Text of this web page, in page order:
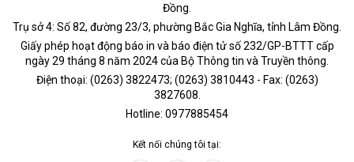
Đồng.
Trụ sở 4: Số 82, đường 23/3, phường Bắc Gia Nghĩa, tỉnh Lâm Đồng.
Giấy phép hoạt động báo in và báo điện tử số 232/GP-BTTT cấp
ngày 29 tháng 8 năm 2024 của Bộ Thông tin và Truyền thông.
Điện thoại: (0263) 3822473; (0263) 3810443 - Fax: (0263)
3827608.
Hotline: 0977885454
Kết nối chúng tôi tại: